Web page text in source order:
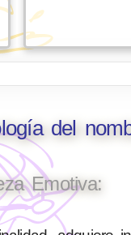
del
Emotiva: